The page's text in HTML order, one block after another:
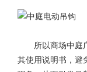
所以商场中庭广
其使用说明书，避